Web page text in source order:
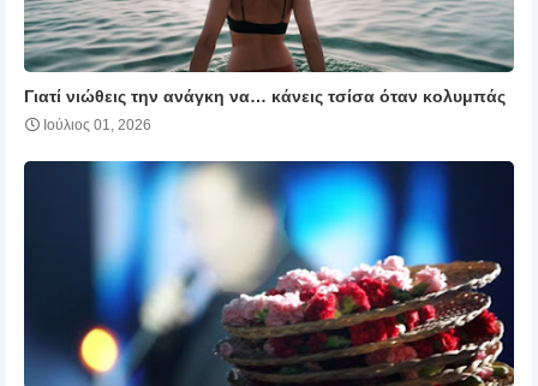
Γιατί νιώθεις την ανάγκη να… κάνεις τσίσα όταν κολυμπάς
Ιούλιος 01, 2026